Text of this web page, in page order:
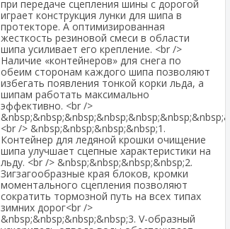
при передаче сцепления шины с дорогой
играет конструкция лунки для шипа в
протекторе. А оптимизированная
жесткость резиновой смеси в области
шипа усиливает его крепление. <br />
Наличие «контейнеров» для снега по
обеим сторонам каждого шипа позволяют
избегать появления тонкой корки льда, а
шипам работать максимально
эффективно. <br />
<br /> &nbsp;&nbsp;&nbsp;&nbsp;1.
Контейнер для ледяной крошки очищение
шипа улучшает сцепные характеристики на
льду. <br /> &nbsp;&nbsp;&nbsp;&nbsp;2.
Зигзагообразные края блоков, кромки
моментального сцепления позволяют
сократить тормозной путь на всех типах
зимних дорог<br />
&nbsp;&nbsp;&nbsp;&nbsp;3. V-образный